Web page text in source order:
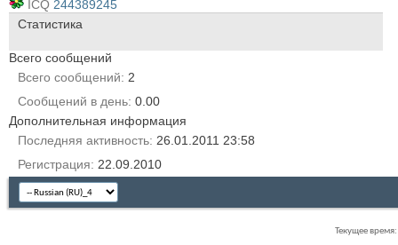
ICQ 244389245
Статистика
Всего сообщений
Всего сообщений
2
Сообщений в день 0.00
Дополнительная информация
Последняя активность 26.01.2011 23:58
Регистрация
22.09.2010
Текущее время: